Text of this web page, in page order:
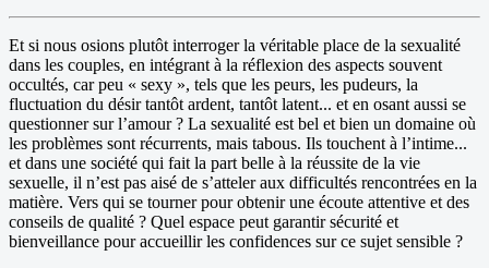
Et si nous osions plutôt interroger la véritable place de la sexualité
dans les couples, en intégrant à la réflexion des aspects souvent
occultés, car peu « sexy », tels que les peurs, les pudeurs, la
fluctuation du désir tantôt ardent, tantôt latent... et en osant aussi se
questionner sur l’amour ? La sexualité est bel et bien un domaine où
les problèmes sont récurrents, mais tabous. Ils touchent à l’intime...
et dans une société qui fait la part belle à la réussite de la vie
sexuelle, il n’est pas aisé de s’atteler aux difficultés rencontrées en la
matière. Vers qui se tourner pour obtenir une écoute attentive et des
conseils de qualité ? Quel espace peut garantir sécurité et
bienveillance pour accueillir les confidences sur ce sujet sensible ?